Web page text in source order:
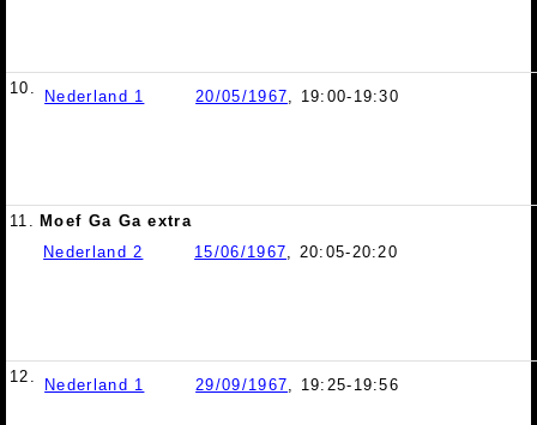
10. Nederland 1 20/05/1967, 19:00-19:30
11. Moef Ga Ga extra
Nederland 2
15/06/1967, 20:05-20:20
12. Nederland 1 29/09/1967, 19:25-19:56